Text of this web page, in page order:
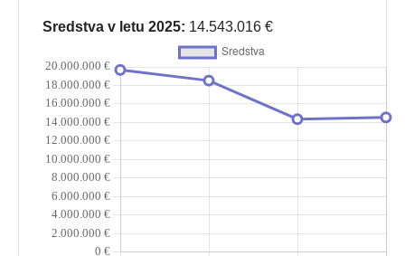
Sredstva v letu 2025: 14.543.016 €